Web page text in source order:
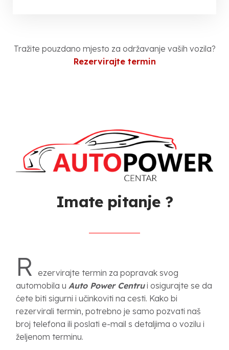
Tražite pouzdano mjesto za održavanje vaših vozila?
Rezervirajte termin
Imate pitanje ?
R
ezervirajte termin za popravak svog
automobila u Auto Power Centrui osigurajte se da
ćete biti sigurni i učinkoviti na cesti. Kako bi
rezervirali termin, potrebno je samo pozvati naš
broj telefona ili poslati e-mail s detaljima o vozilu i
željenom terminu.